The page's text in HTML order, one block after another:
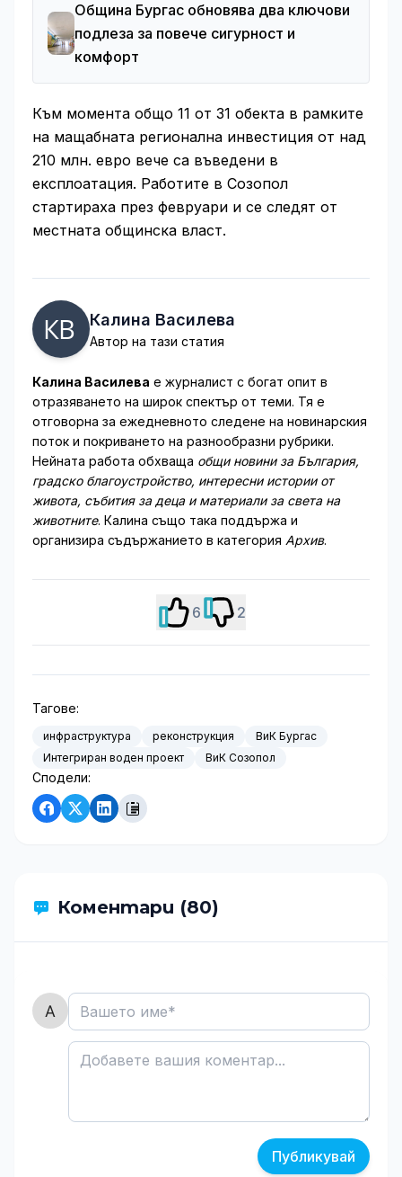
Община Бургас обновява два ключови
подлеза за повече сигурност и
комфорт
Към момента общо 11 от 31 обекта в рамките
на мащабната регионална инвестиция от над
210 млн. евро вече са въведени в
експлоатация. Работите в Созопол
стартираха през февруари и се следят от
местната общинска власт.
Калина Василева
Автор на тази статия
Калина Василева е журналист с богат опит в
отразяването на широк спектър от теми. Тя е
отговорна за ежедневното следене на новинарския
поток и покриването на разнообразни рубрики.
Нейната работа обхваща общи новини за България,
градско благоустройство, интересни истории от
живота, събития за деца и материали за света на
животните. Калина също така поддържа и
организира съдържанието в категория Архив.
6 2
Тагове:
инфраструктура реконструкция
ВиК Бургас
Интегриран воден проект
ВиК Созопол
Сподели:
Коментари (80)
Публикувай